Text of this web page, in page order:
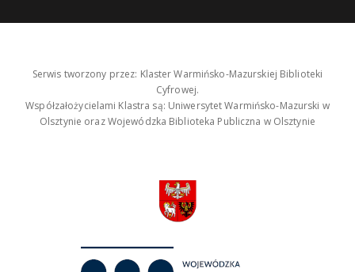
Serwis tworzony przez: Klaster Warmińsko-Mazurskiej Biblioteki
Cyfrowej.
Współzałożycielami Klastra są: Uniwersytet Warmińsko-Mazurski w
Olsztynie oraz Wojewódzka Biblioteka Publiczna w Olsztynie